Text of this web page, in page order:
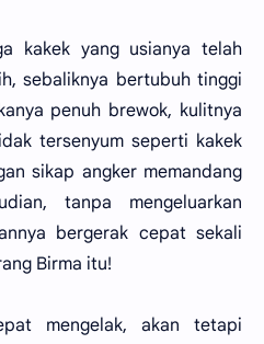
kakek yang usianya telah
sebaliknya bertubuh tinggi
penuh brewok, kulitnya
tersenyum seperti kakek
sikap angker memandang
tanpa mengeluarkan
bergerak cepat sekali
Birma itu!
mengelak, akan tetapi